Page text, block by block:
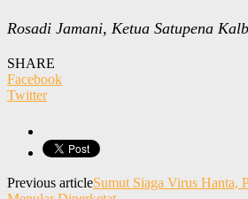
Rosadi Jamani, Ketua Satupena
SHARE
Facebook
Twitter
Previous articleSumut Siaga Virus Hanta,